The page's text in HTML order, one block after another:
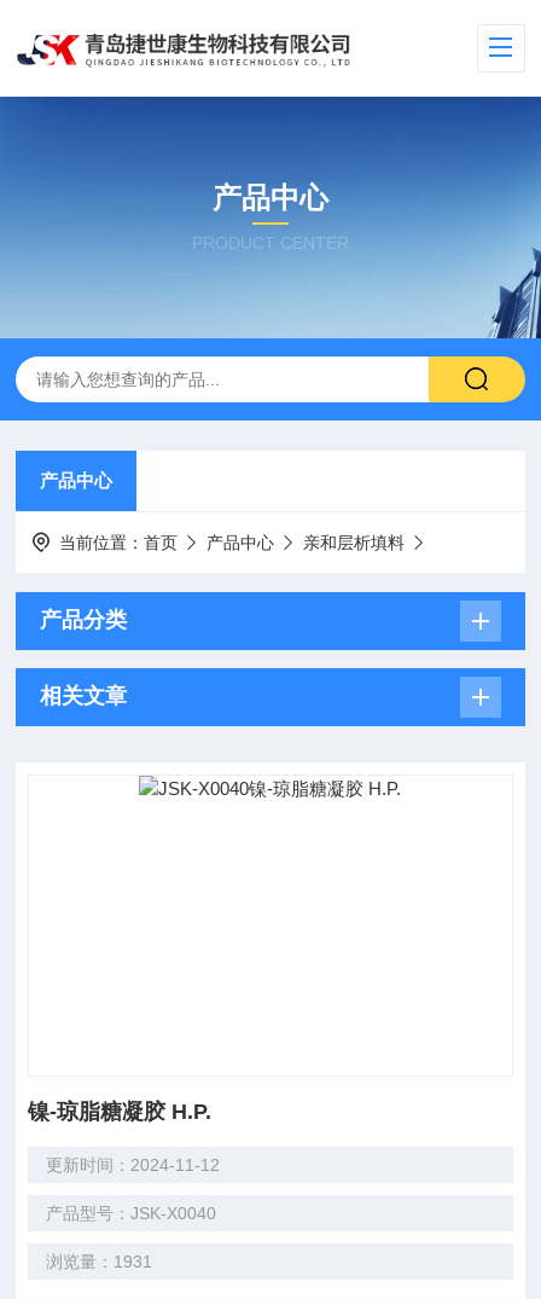
产品中心
PRODUCT CENTER
产品中心
当前位置：首页 产品中心 亲和层析填料
产品分类
相关文章
镍-琼脂糖凝胶 H.P.
更新时间：2024-11-12
产品型号：JSK-X0040
浏览量：1931